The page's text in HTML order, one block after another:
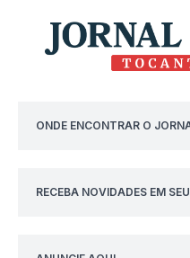
ONDE ENCONTRAR O
RECEBA NOVIDADES EM